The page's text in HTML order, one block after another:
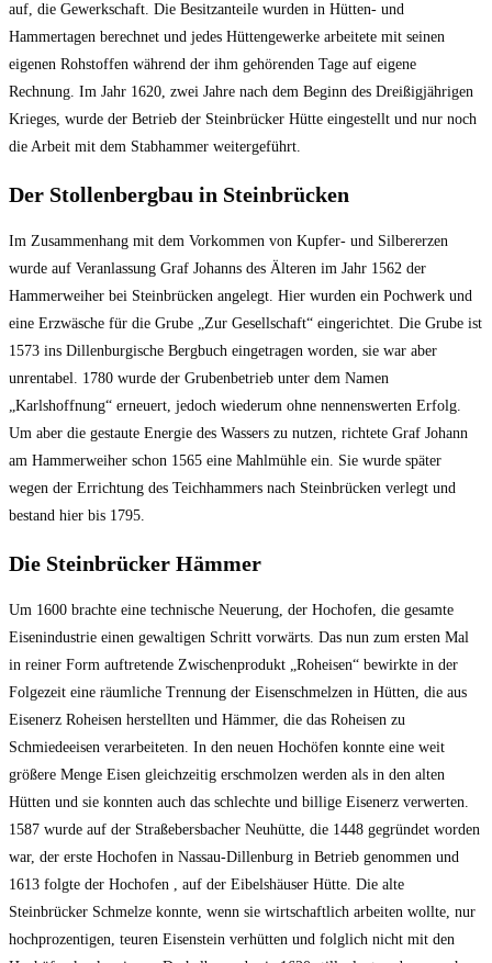
auf, die Gewerkschaft. Die Besitzanteile wurden in Hütten- und
Hammertagen berechnet und jedes Hüttengewerke arbeitete mit seinen
eigenen Rohstoffen während der ihm gehörenden Tage auf eigene
Rechnung. Im Jahr 1620, zwei Jahre nach dem Beginn des Dreißigjährigen
Krieges, wurde der Betrieb der Steinbrücker Hütte eingestellt und nur noch
die Arbeit mit dem Stabhammer weitergeführt.
Der Stollenbergbau in Steinbrücken
Im Zusammenhang mit dem Vorkommen von Kupfer- und Silbererzen
wurde auf Veranlassung Graf Johanns des Älteren im Jahr 1562 der
Hammerweiher bei Steinbrücken angelegt. Hier wurden ein Pochwerk und
eine Erzwäsche für die Grube „Zur Gesellschaft“ eingerichtet. Die Grube ist
1573 ins Dillenburgische Bergbuch eingetragen worden, sie war aber
unrentabel. 1780 wurde der Grubenbetrieb unter dem Namen
„Karlshoffnung“ erneuert, jedoch wiederum ohne nennenswerten Erfolg.
Um aber die gestaute Energie des Wassers zu nutzen, richtete Graf Johann
am Hammerweiher schon 1565 eine Mahlmühle ein. Sie wurde später
wegen der Errichtung des Teichhammers nach Steinbrücken verlegt und
bestand hier bis 1795.
Die Steinbrücker Hämmer
Um 1600 brachte eine technische Neuerung, der Hochofen, die gesamte
Eisenindustrie einen gewaltigen Schritt vorwärts. Das nun zum ersten Mal
in reiner Form auftretende Zwischenprodukt „Roheisen“ bewirkte in der
Folgezeit eine räumliche Trennung der Eisenschmelzen in Hütten, die aus
Eisenerz Roheisen herstellten und Hämmer, die das Roheisen zu
Schmiedeeisen verarbeiteten. In den neuen Hochöfen konnte eine weit
größere Menge Eisen gleichzeitig erschmolzen werden als in den alten
Hütten und sie konnten auch das schlechte und billige Eisenerz verwerten.
1587 wurde auf der Straßebersbacher Neuhütte, die 1448 gegründet worden
war, der erste Hochofen in Nassau-Dillenburg in Betrieb genommen und
1613 folgte der Hochofen , auf der Eibelshäuser Hütte. Die alte
Steinbrücker Schmelze konnte, wenn sie wirtschaftlich arbeiten wollte, nur
hochprozentigen, teuren Eisenstein verhütten und folglich nicht mit den